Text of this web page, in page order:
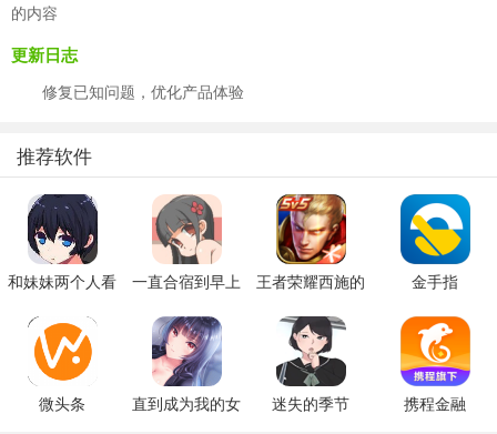
的内容
更新日志
修复已知问题，优化产品体验
推荐软件
和妹妹两个人看
一直合宿到早上
王者荣耀西施的
金手指
微头条
直到成为我的女
迷失的季节
携程金融